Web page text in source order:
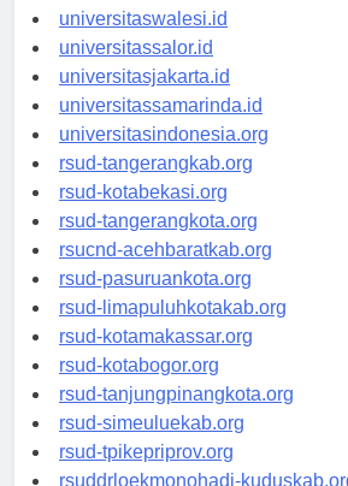
universitaswanggar.id
universitaswalesi.id
universitassalor.id
universitasjakarta.id
universitassamarinda.id
universitasindonesia.org
rsud-tangerangkab.org
rsud-kotabekasi.org
rsud-tangerangkota.org
rsucnd-acehbaratkab.org
rsud-pasuruankota.org
rsud-limapuluhkotakab.org
rsud-kotamakassar.org
rsud-kotabogor.org
rsud-tanjungpinangkota.org
rsud-simeuluekab.org
rsud-tpikepriprov.org